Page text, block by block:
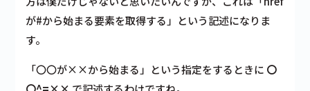
が#から始まる要素を取得する」 という記述になりま
す。
「〇〇が××から始まる」という指定をするときに 〇